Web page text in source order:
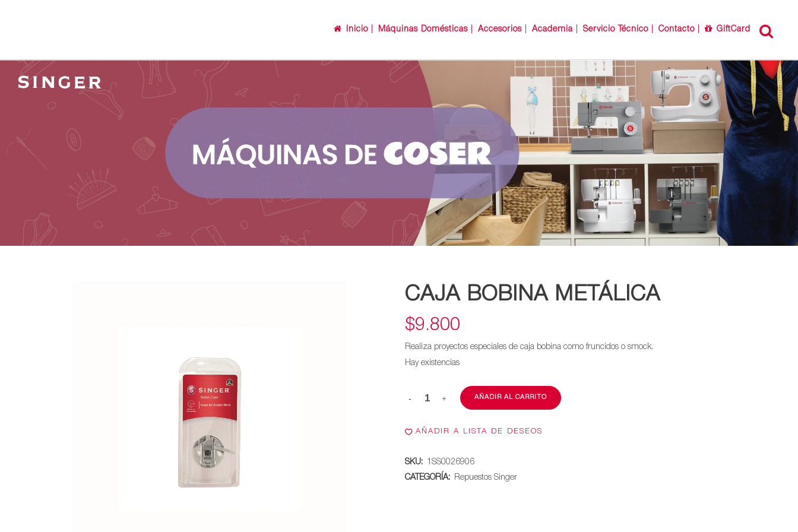
Inicio Máquinas Domésticas Accesorios Academia Servicio Técnico Contacto GiftCard
CAJA BOBINA METÁLICA
$9.800
Realiza proyectos especiales de caja bobina como fruncidos o smock.
Hay existencias
Caja
cantidad
AÑADIR AL CARRITO
AÑADIR A LISTA DE DESEOS
SKU:
1SS0026906
CATEGORÍA:
Repuestos Singer